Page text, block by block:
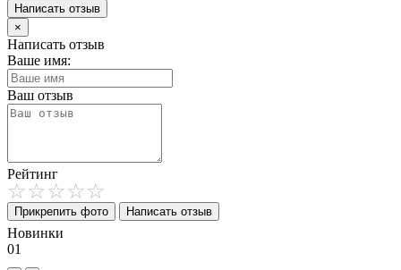
Написать отзыв
×
Написать отзыв
Ваше имя:
Ваш отзыв
Рейтинг
Прикрепить фото Написать отзыв
Новинки
01